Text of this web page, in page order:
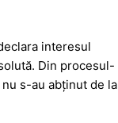
interesul
Din procesul-
s-au abținut de la